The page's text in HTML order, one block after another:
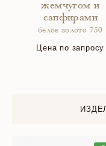
жемчугом и
сапфирами
белое золото 750
Цена по запросу